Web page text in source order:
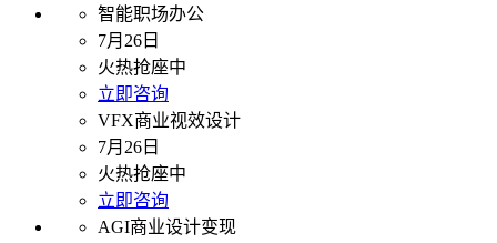
智能职场办公
7月26日
火热抢座中
立即咨询
VFX商业视效设计
7月26日
火热抢座中
立即咨询
AGI商业设计变现